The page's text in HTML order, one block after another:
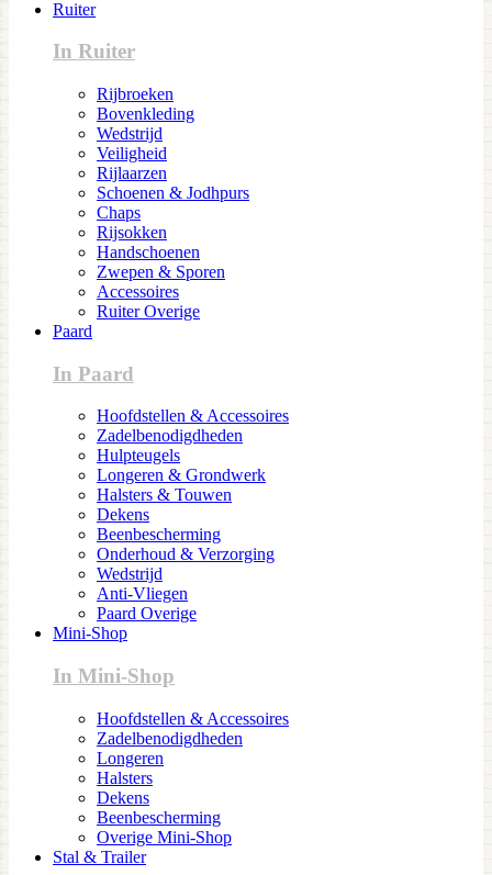
Ruiter
In Ruiter
Rijbroeken
Bovenkleding
Wedstrijd
Veiligheid
Rijlaarzen
Schoenen & Jodhpurs
Chaps
Rijsokken
Handschoenen
Zwepen & Sporen
Accessoires
Ruiter Overige
Paard
In Paard
Hoofdstellen & Accessoires
Zadelbenodigdheden
Hulpteugels
Longeren & Grondwerk
Halsters & Touwen
Dekens
Beenbescherming
Onderhoud & Verzorging
Wedstrijd
Anti-Vliegen
Paard Overige
Mini-Shop
In Mini-Shop
Hoofdstellen & Accessoires
Zadelbenodigdheden
Longeren
Halsters
Dekens
Beenbescherming
Overige Mini-Shop
Stal & Trailer